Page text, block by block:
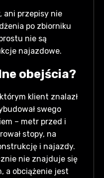
ani przepisy nie
po zbiorniku
nie są
najazdowe.
obejścia?
klient znalazł
swego
– metr przed i
stopy, na
i najazdy.
nie znajduje się
a obciążenie jest